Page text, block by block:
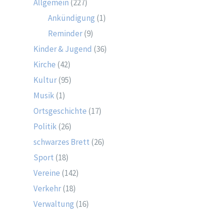
Allgemein (227)
Ankündigung (1)
Reminder(9)
Kinder & Jugend (36)
Kirche (42)
Kultur(95)
Musik(1)
Ortsgeschichte (17)
Politik(26)
schwarzes Brett (26)
Sport (18)
Vereine (142)
Verkehr(18)
Verwaltung (16)